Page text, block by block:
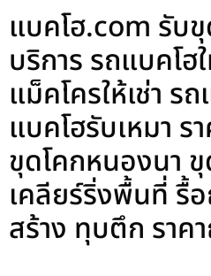
แบคโฮ.com รับ
บริการ รถแบคโฮ
แม็คโครให้เช่า ร
แบคโฮรับเหมา ร
ขุดโคกหนองนา ขุ
เคลียร์ริ่งพื้นที่ รื้
สร้าง ทุบตึก ราค